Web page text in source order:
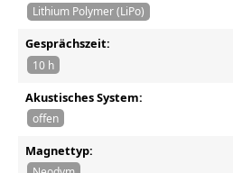
Lithium Polymer (LiPo)
Gesprächszeit:
10 h
Akustisches System:
offen
Magnettyp: